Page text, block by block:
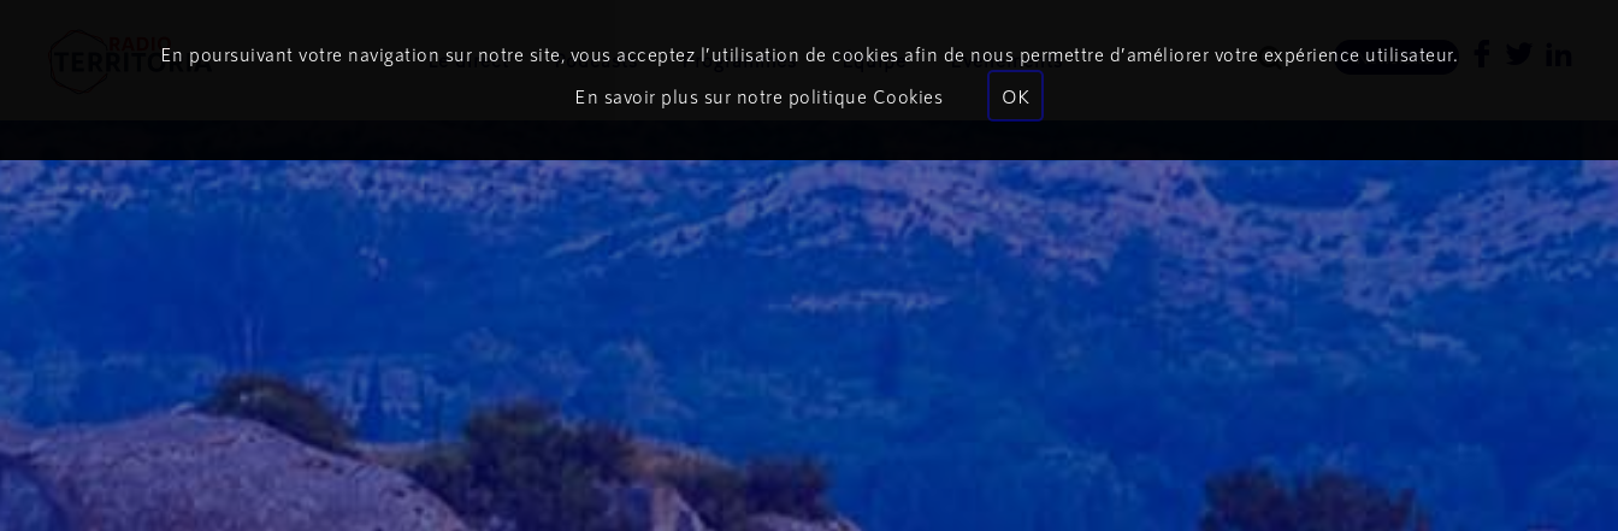
Newsletter
Le direct Podcasts Programmes Équipe Événements
En poursuivant votre navigation sur notre site, vous acceptez l’utilisation de cookies afin de nous permettre d’améliorer votre expérience utilisateur.
En savoir plus sur notre politique Cookies
OK